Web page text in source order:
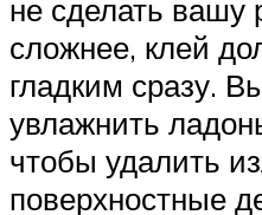
не сделать вашу
сложнее, клей
гладким сразу.
увлажнить
чтобы удалить
поверхностные